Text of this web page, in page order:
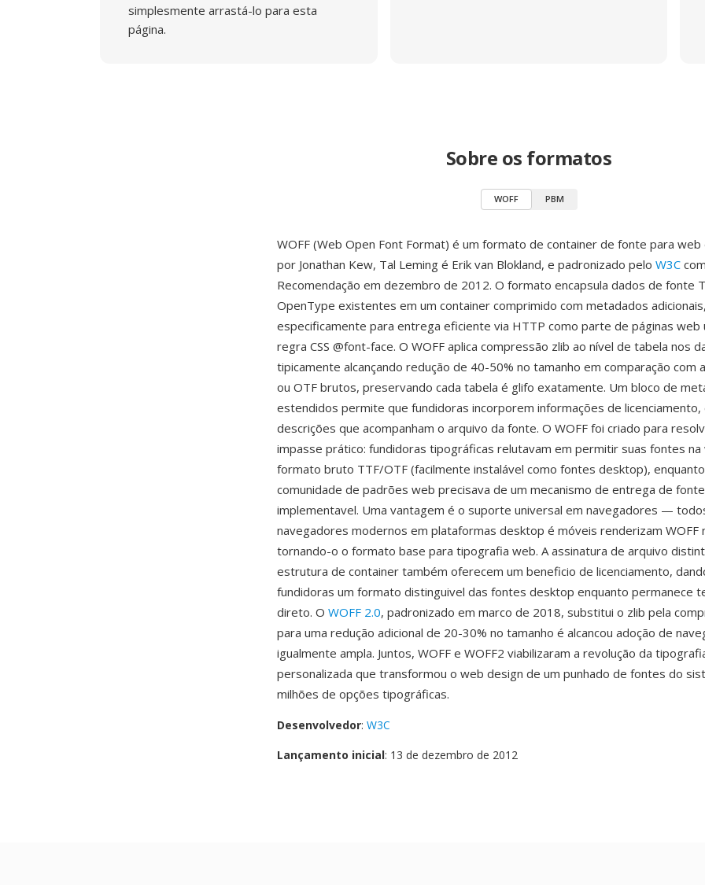
simplesmente arrastá-lo para esta
página.
Sobre os formatos
WOFF PBM
WOFF (Web Open Font Format) é um formato de container de fonte para
por Jonathan Kew, Tal Leming é Erik van Blokland, e padronizado pelo W3C
Recomendação em dezembro de 2012. O formato encapsula dados de fonte
OpenType existentes em um container comprimido com metadados
especificamente para entrega eficiente via HTTP como parte de páginas web
regra CSS @font-face. O WOFF aplica compressão zlib ao nível de tabela nos
tipicamente alcançando redução de 40-50% no tamanho em comparação com
ou OTF brutos, preservando cada tabela é glifo exatamente. Um bloco de
estendidos permite que fundidoras incorporem informações de
descrições que acompanham o arquivo da fonte. O WOFF foi criado para
impasse prático: fundidoras tipográficas relutavam em permitir suas fontes na
formato bruto TTF/OTF (facilmente instalável como fontes desktop),
comunidade de padrões web precisava de um mecanismo de entrega de
implementavel. Uma vantagem é o suporte universal em navegadores —
navegadores modernos em plataformas desktop é móveis renderizam WOFF
tornando-o o formato base para tipografia web. A assinatura de arquivo
estrutura de container também oferecem um beneficio de licenciamento,
fundidoras um formato distinguivel das fontes desktop enquanto permanece
direto. O WOFF 2.0, padronizado em marco de 2018, substitui o zlib pela
para uma redução adicional de 20-30% no tamanho é alcancou adoção de
igualmente ampla. Juntos, WOFF e WOFF2 viabilizaram a revolução da
personalizada que transformou o web design de um punhado de fontes do
milhões de opções tipográficas.
Desenvolvedor: W3C
Lançamento inicial: 13 de dezembro de 2012